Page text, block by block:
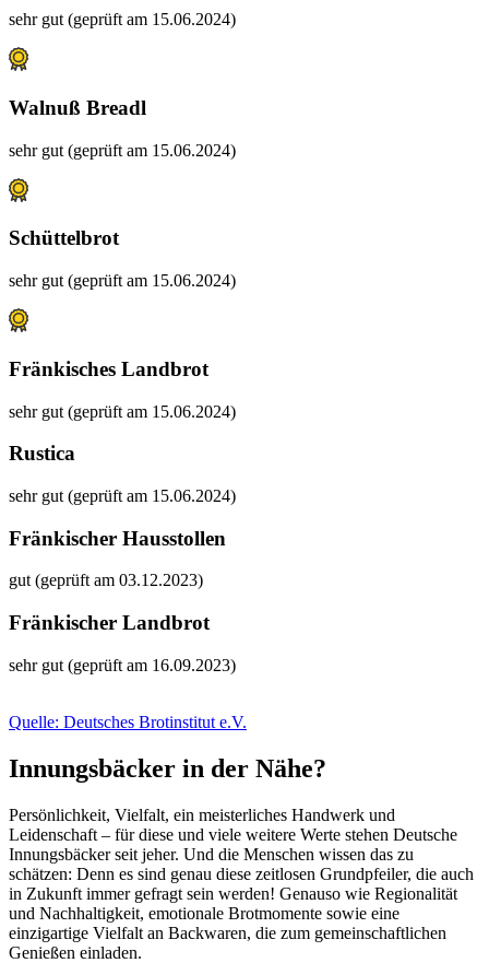
sehr gut (geprüft am 15.06.2024)
Walnuß Breadl
sehr gut (geprüft am 15.06.2024)
Schüttelbrot
sehr gut (geprüft am 15.06.2024)
Fränkisches Landbrot
sehr gut (geprüft am 15.06.2024)
Rustica
sehr gut (geprüft am 15.06.2024)
Fränkischer Hausstollen
gut (geprüft am 03.12.2023)
Fränkischer Landbrot
sehr gut (geprüft am 16.09.2023)
Quelle: Deutsches Brotinstitut e.V.
Innungsbäcker in der Nähe?
Persönlichkeit, Vielfalt, ein meisterliches Handwerk und
Leidenschaft – für diese und viele weitere Werte stehen Deutsche
Innungsbäcker seit jeher. Und die Menschen wissen das zu
schätzen: Denn es sind genau diese zeitlosen Grundpfeiler, die auch
in Zukunft immer gefragt sein werden! Genauso wie Regionalität
und Nachhaltigkeit, emotionale Brotmomente sowie eine
einzigartige Vielfalt an Backwaren, die zum gemeinschaftlichen
Genießen einladen.